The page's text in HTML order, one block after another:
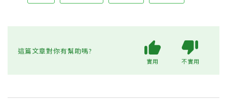
這篇文章對你有幫助嗎?
實用 不實用